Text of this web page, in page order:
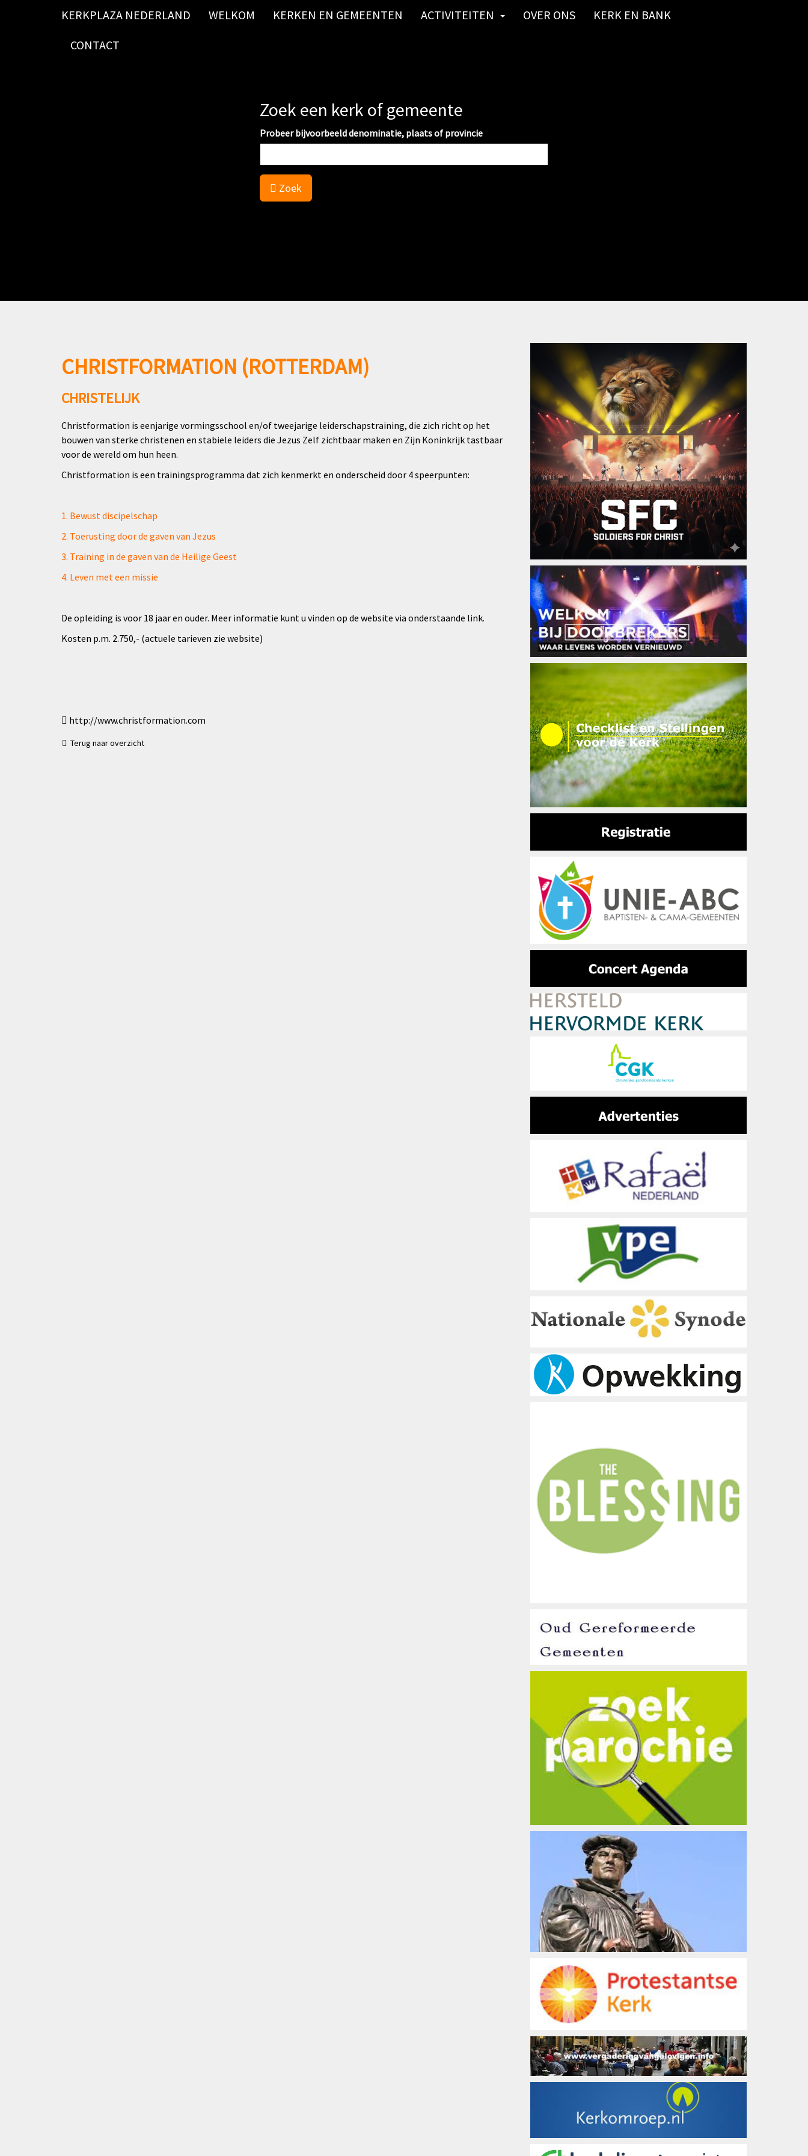
KERKPLAZA NEDERLAND WELKOM KERKEN EN GEMEENTEN ACTIVITEITEN OVER ONS
KERK EN BANK
CONTACT
Zoek een kerk of gemeente
Probeer bijvoorbeeld denominatie, plaats of provincie
Zoek
CHRISTFORMATION (ROTTERDAM)
CHRISTELIJK
Christformation is eenjarige vormingsschool en/of tweejarige leiderschapstraining, die zich richt op het
bouwen van sterke christenen en stabiele leiders die Jezus Zelf zichtbaar maken en Zijn Koninkrijk tastbaar
voor de wereld om hun heen.
Christformation is een trainingsprogramma dat zich kenmerkt en onderscheid door 4 speerpunten:
1. Bewust discipelschap
2. Toerusting door de gaven van Jezus
3. Training in de gaven van de Heilige Geest
4. Leven met een missie
De opleiding is voor 18 jaar en ouder. Meer informatie kunt u vinden op de website via onderstaande link.
Kosten p.m. 2.750,- (actuele tarieven zie website)
http://www.christformation.com
Terug naar overzicht